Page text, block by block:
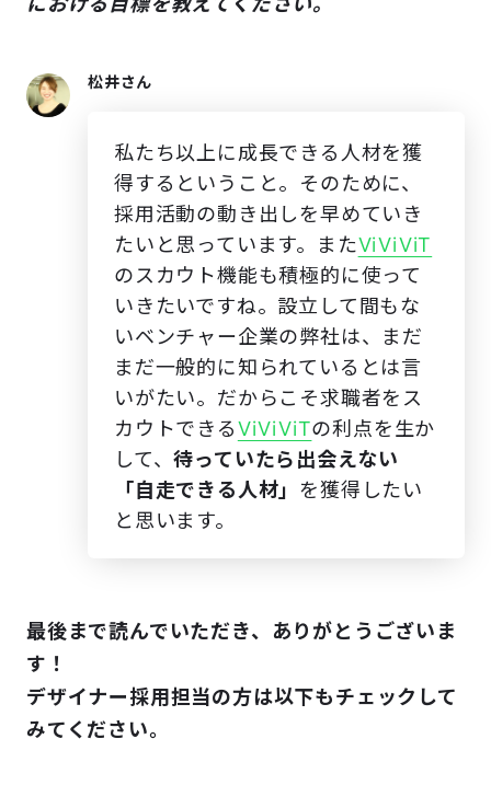
松井さん
私たち以上に成長できる人材を獲
得するということ。そのために、
採用活動の動き出しを早めていき
たいと思っています。またViViViT
のスカウト機能も積極的に使って
いきたいですね。設立して間もな
いベンチャー企業の弊社は、まだ
まだ一般的に知られているとは言
いがたい。だからこそ求職者をス
カウトできるViViViTの利点を生か
して、待っていたら出会えない
「自走できる人材」 を獲得したい
と思います。
最後まで読んでいただき、ありがとうございま
す！
デザイナー採用担当の方は以下もチェックして
みてください。